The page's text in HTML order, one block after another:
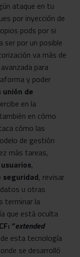
ataque en tu
por inyección de
pods por si
ser por un posible
va más de
para
y poder
unión de
en la
en cómo
cómo las
de gestión
más tareas,
,
seguridad, revisar
u otras
terminar la
que está oculta
“extended
esta tecnología
se desarrolló